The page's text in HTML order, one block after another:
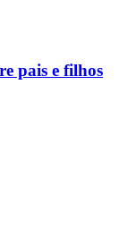
pais e filhos